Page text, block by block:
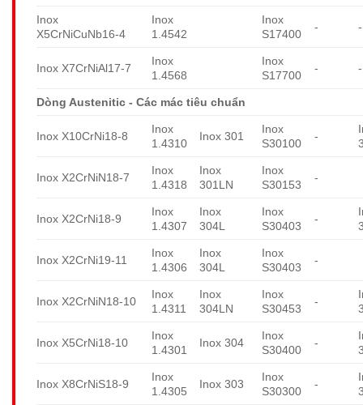
Inox
X5CrNiCuNb16-4
Inox
1.4542
Inox
S17400
- -
Inox X7CrNiAl17-7
Inox
1.4568
Inox
S17700
- -
Dòng Austenitic - Các mác tiêu chuẩn
Inox X10CrNi18-8
Inox
1.4310
Inox 301
Inox
S30100
-
Inox X2CrNiN18-7
Inox
1.4318
Inox
301LN
Inox
S30153
-
Inox X2CrNi18-9
Inox
1.4307
Inox
304L
Inox
S30403
-
Inox X2CrNi19-11
Inox
1.4306
Inox
304L
Inox
S30403
-
Inox X2CrNiN18-10
Inox
1.4311
Inox
304LN
Inox
S30453
-
Inox X5CrNi18-10
Inox
1.4301
Inox 304
Inox
S30400
-
Inox X8CrNiS18-9
Inox
1.4305
Inox 303
Inox
S30300
-